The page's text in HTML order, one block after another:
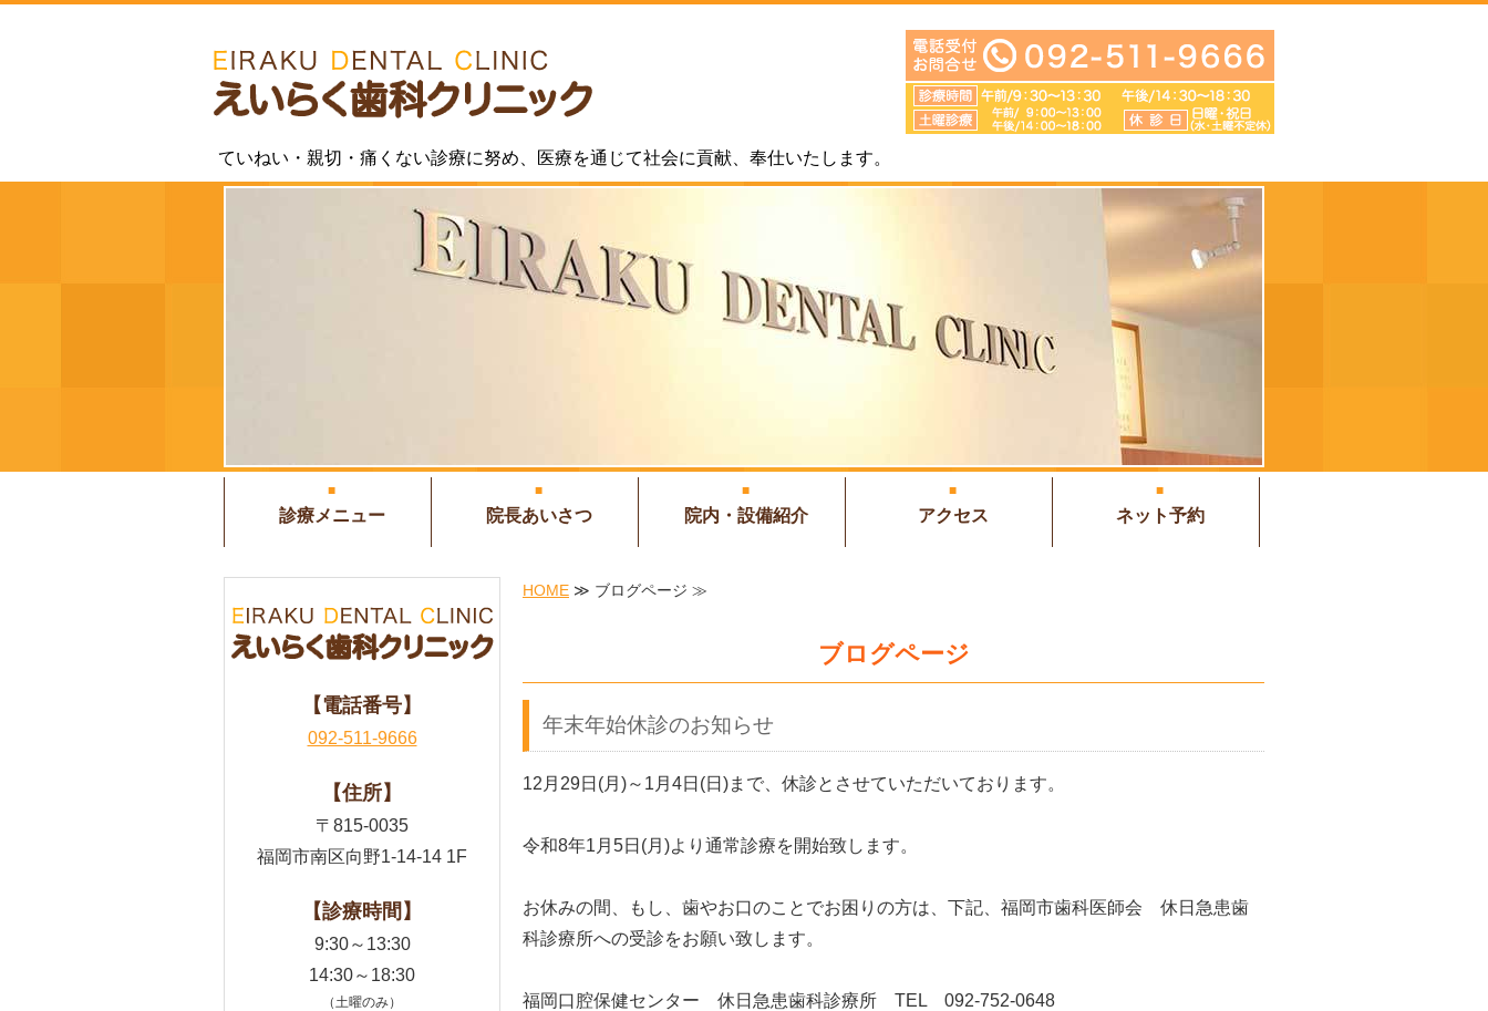
福岡市にある患者様に信頼される医療人を目指す えいらく歯科クリニック
ていねい・親切・痛くない診療に努め、医療を通じて社会に貢献、奉仕いたします。
診療メニュー 院長あいさつ 院内・設備紹介 アクセス ネット予約
HOME ≫ ブログページ ≫
ブログページ
年末年始休診のお知らせ
12月29日(月)～1月4日(日)まで、休診とさせていただいております。
令和8年1月5日(月)より通常診療を開始致します。
お休みの間、もし、歯やお口のことでお困りの方は、下記、福岡市歯科医師会 休日急患歯
科診療所への受診をお願い致します。
福岡口腔保健センター 休日急患歯科診療所 TEL 092-752-0648
【電話番号】
092-511-9666
【住所】
〒815-0035
福岡市南区向野1-14-14 1F
【診療時間】
9:30～13:30
14:30～18:30
（土曜のみ）